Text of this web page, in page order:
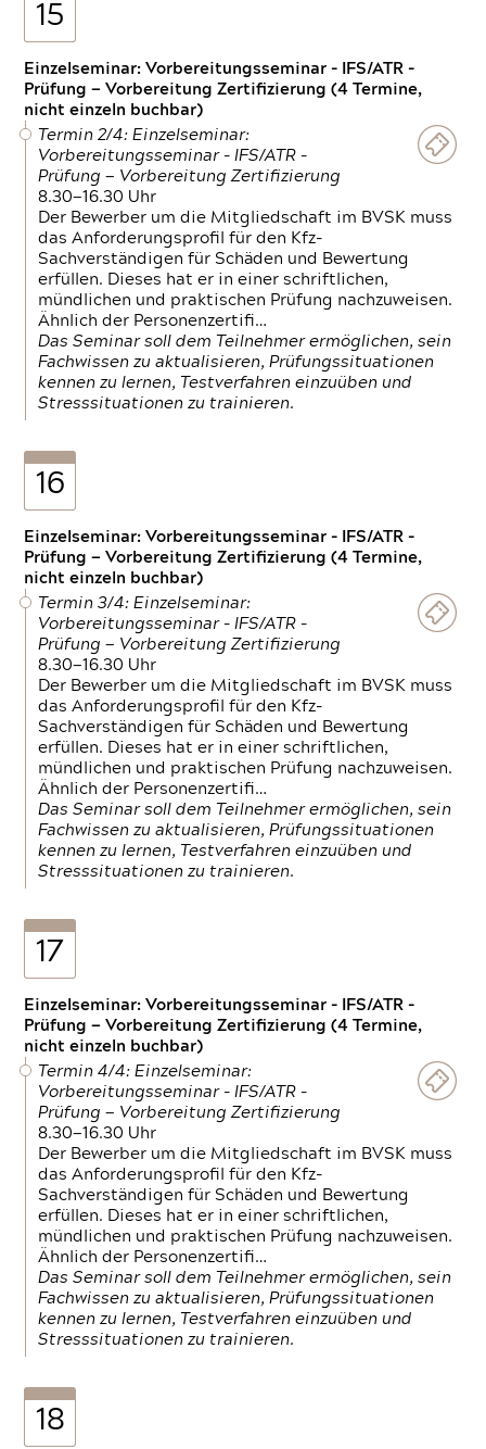
15
Einzelseminar: Vorbereitungsseminar - IFS/ATR -
Prüfung — Vorbereitung Zertifizierung (4 Termine,
nicht einzeln buchbar)
Termin 2/4: Einzelseminar:
Vorbereitungsseminar - IFS/ATR -
Prüfung — Vorbereitung Zertifizierung
8.30—16.30 Uhr
Der Bewerber um die Mitgliedschaft im BVSK muss
das Anforderungsprofil für den Kfz-
Sachverständigen für Schäden und Bewertung
erfüllen. Dieses hat er in einer schriftlichen,
mündlichen und praktischen Prüfung nachzuweisen.
Ähnlich der Personenzertifi…
Das Seminar soll dem Teilnehmer ermöglichen, sein
Fachwissen zu aktualisieren, Prüfungssituationen
kennen zu lernen, Testverfahren einzuüben und
Stresssituationen zu trainieren.
16
Einzelseminar: Vorbereitungsseminar - IFS/ATR -
Prüfung — Vorbereitung Zertifizierung (4 Termine,
nicht einzeln buchbar)
Termin 3/4: Einzelseminar:
Vorbereitungsseminar - IFS/ATR -
Prüfung — Vorbereitung Zertifizierung
8.30—16.30 Uhr
Der Bewerber um die Mitgliedschaft im BVSK muss
das Anforderungsprofil für den Kfz-
Sachverständigen für Schäden und Bewertung
erfüllen. Dieses hat er in einer schriftlichen,
mündlichen und praktischen Prüfung nachzuweisen.
Ähnlich der Personenzertifi…
Das Seminar soll dem Teilnehmer ermöglichen, sein
Fachwissen zu aktualisieren, Prüfungssituationen
kennen zu lernen, Testverfahren einzuüben und
Stresssituationen zu trainieren.
17
Einzelseminar: Vorbereitungsseminar - IFS/ATR -
Prüfung — Vorbereitung Zertifizierung (4 Termine,
nicht einzeln buchbar)
Termin 4/4: Einzelseminar:
Vorbereitungsseminar - IFS/ATR -
Prüfung — Vorbereitung Zertifizierung
8.30—16.30 Uhr
Der Bewerber um die Mitgliedschaft im BVSK muss
das Anforderungsprofil für den Kfz-
Sachverständigen für Schäden und Bewertung
erfüllen. Dieses hat er in einer schriftlichen,
mündlichen und praktischen Prüfung nachzuweisen.
Ähnlich der Personenzertifi…
Das Seminar soll dem Teilnehmer ermöglichen, sein
Fachwissen zu aktualisieren, Prüfungssituationen
kennen zu lernen, Testverfahren einzuüben und
Stresssituationen zu trainieren.
18